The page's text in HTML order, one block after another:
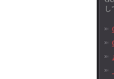
し